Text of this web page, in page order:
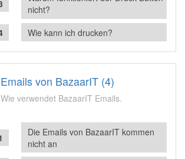
nicht?
Wie kann ich drucken?
Emails von BazaarIT (4)
Wie verwendet BazaarIT Emails.
Die Emails von BazaarIT kommen
nicht an